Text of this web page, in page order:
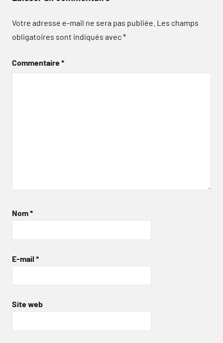
Votre adresse e-mail ne sera pas publiée. Les champs
obligatoires sont indiqués avec*
Commentaire*
Nom*
E-mail *
Site web